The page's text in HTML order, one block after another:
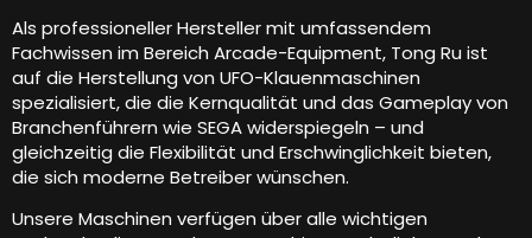
Als professioneller Hersteller mit umfassendem
Fachwissen im Bereich Arcade-Equipment, Tong Ru ist
auf die Herstellung von UFO-Klauenmaschinen
spezialisiert, die die Kernqualität und das Gameplay von
Branchenführern wie SEGA widerspiegeln – und
gleichzeitig die Flexibilität und Erschwinglichkeit bieten,
die sich moderne Betreiber wünschen.
Unsere Maschinen verfügen über alle wichtigen